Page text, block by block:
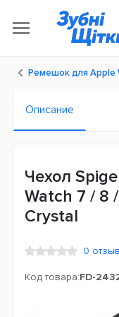
Ремешок для Apple
Описание
Чехол
Watch 7 / 8
Crystal
0
Код товара:FD-